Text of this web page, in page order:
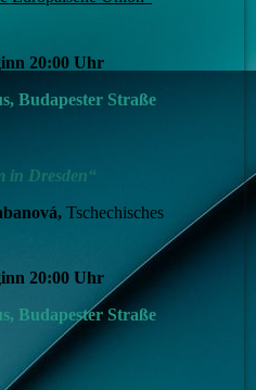
20:00 Uhr
Budapester Straße
in Dresden“
Tschechisches
20:00 Uhr
Budapester Straße